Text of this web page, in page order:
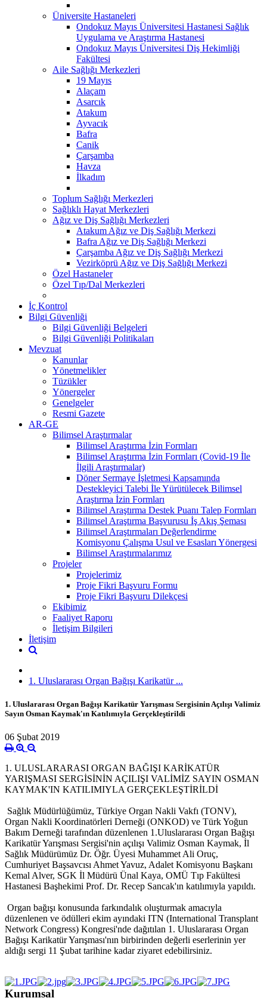
Üniversite Hastaneleri
Ondokuz Mayıs Üniversitesi Hastanesi Sağlık
Uygulama ve Araştırma Hastanesi
Ondokuz Mayıs Üniversitesi Diş Hekimliği
Fakültesi
Aile Sağlığı Merkezleri
19 Mayıs
Alaçam
Asarcık
Atakum
Ayvacık
Bafra
Canik
Çarşamba
Havza
İlkadım
Toplum Sağlığı Merkezleri
Sağlıklı Hayat Merkezleri
Ağız ve Diş Sağlığı Merkezleri
Atakum Ağız ve Diş Sağlığı Merkezi
Bafra Ağız ve Diş Sağlığı Merkezi
Çarşamba Ağız ve Diş Sağlığı Merkezi
Vezirköprü Ağız ve Diş Sağlığı Merkezi
Özel Hastaneler
Özel Tıp/Dal Merkezleri
İç Kontrol
Bilgi Güvenliği
Bilgi Güvenliği Belgeleri
Bilgi Güvenliği Politikaları
Mevzuat
Kanunlar
Yönetmelikler
Tüzükler
Yönergeler
Genelgeler
Resmi Gazete
AR-GE
Bilimsel Araştırmalar
Bilimsel Araştırma İzin Formları
Bilimsel Araştırma İzin Formları (Covid-19 İle
İlgili Araştırmalar)
Döner Sermaye İşletmesi Kapsamında
Destekleyici Talebi İle Yürütülecek Bilimsel
Araştırma İzin Formları
Bilimsel Araştırma Destek Puanı Talep Formları
Bilimsel Araştırma Başvurusu İş Akış Şeması
Bilimsel Araştırmaları Değerlendirme
Komisyonu Çalışma Usul ve Esasları Yönergesi
Bilimsel Araştırmalarımız
Projeler
Projelerimiz
Proje Fikri Başvuru Formu
Proje Fikri Başvuru Dilekçesi
Ekibimiz
Faaliyet Raporu
İletişim Bilgileri
İletişim
1. Uluslararası Organ Bağışı Karikatür ...
1. Uluslararası Organ Bağışı Karikatür Yarışması Sergisinin Açılışı Valimiz
Sayın Osman Kaymak'ın Katılımıyla Gerçekleştirildi
06 Şubat 2019
1. ULUSLARARASI ORGAN BAĞIŞI KARİKATÜR
YARIŞMASI SERGİSİNİN AÇILIŞI VALİMİZ SAYIN OSMAN
KAYMAK'IN KATILIMIYLA GERÇEKLEŞTİRİLDİ
Sağlık Müdürlüğümüz, Türkiye Organ Nakli Vakfı (TONV),
Organ Nakli Koordinatörleri Derneği (ONKOD) ve Türk Yoğun
Bakım Derneği tarafından düzenlenen 1.Uluslararası Organ Bağışı
Karikatür Yarışması Sergisi'nin açılışı Valimiz Osman Kaymak, İl
Sağlık Müdürümüz Dr. Öğr. Üyesi Muhammet Ali Oruç,
Cumhuriyet Başsavcısı Ahmet Yavuz, Adalet Komisyonu Başkanı
Kemal Alver, SGK İl Müdürü Ünal Kaya, OMÜ Tıp Fakültesi
Hastanesi Başhekimi Prof. Dr. Recep Sancak'ın katılımıyla yapıldı.
Organ bağışı konusunda farkındalık oluşturmak amacıyla
düzenlenen ve ödülleri ekim ayındaki ITN (International Transplant
Network Congress) Kongresi'nde dağıtılan 1. Uluslararası Organ
Bağışı Karikatür Yarışması'nın birbirinden değerli eserlerinin yer
aldığı sergi 11 Şubat tarihine kadar ziyaret edebilirsiniz.
Kurumsal